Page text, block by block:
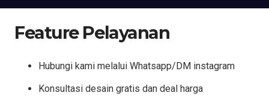
Feature Pelayanan
Hubungi kami melalui Whatsapp/DM instagram
Konsultasi desain gratis dan deal harga